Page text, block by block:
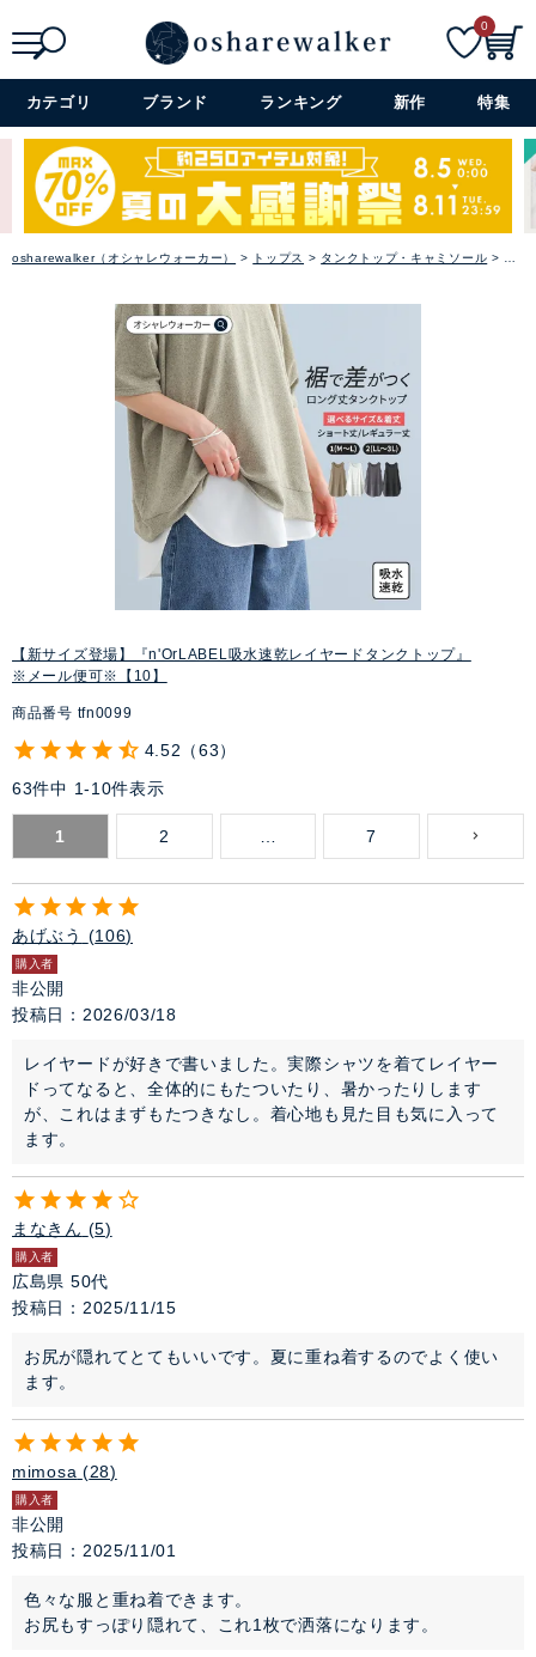
詳細検索+
0
カテゴリ ブランド ランキング 新作 特集
osharewalker（オシャレウォーカー） トップス タンクトップ・キャミソール
【新サイズ登場】『n'OrLABEL吸水速乾レイヤードタンクトップ』
※メール便可※【10】
商品番号 tfn0099
4.52
63
63件中 1-10件表示
1 2 … 7
あげぶう 106
購入者
非公開
投稿日
2026/03/18
レイヤードが好きで書いました。実際シャツを着てレイヤー
ドってなると、全体的にもたついたり、暑かったりします
が、これはまずもたつきなし。着心地も見た目も気に入って
ます。
まなきん 5
購入者
広島県 50代
投稿日
2025/11/15
お尻が隠れてとてもいいです。夏に重ね着するのでよく使い
ます。
mimosa 28
購入者
非公開
投稿日
2025/11/01
色々な服と重ね着できます。
お尻もすっぽり隠れて、これ1枚で洒落になります。